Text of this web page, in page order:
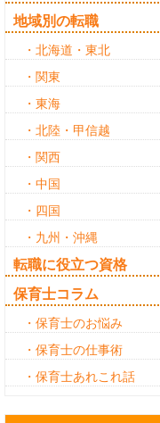
地域別の転職
・北海道・東北
・関東
・東海
・北陸・甲信越
・関西
・中国
・四国
・九州・沖縄
転職に役立つ資格
保育士コラム
・保育士のお悩み
・保育士の仕事術
・保育士あれこれ話